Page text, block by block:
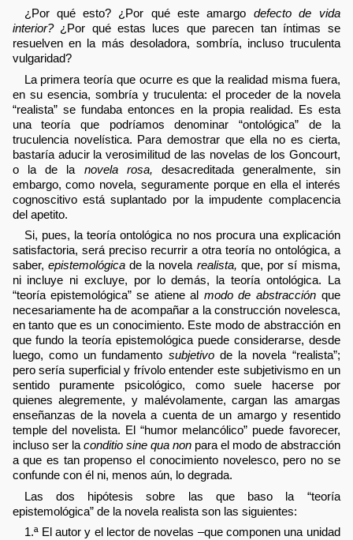
¿Por qué esto? ¿Por qué este amargo defecto de vida
interior?¿Por qué estas luces que parecen tan íntimas se
resuelven en la más desoladora, sombría, incluso truculenta
vulgaridad?
La primera teoría que ocurre es que la realidad misma fuera,
en su esencia, sombría y truculenta: el proceder de la novela
“realista” se fundaba entonces en la propia realidad. Es esta
una teoría que podríamos denominar “ontológica” de la
truculencia novelística. Para demostrar que ella no es cierta,
bastaría aducir la verosimilitud de las novelas de los Goncourt,
o la de la novela rosa, desacreditada generalmente, sin
embargo, como novela, seguramente porque en ella el interés
cognoscitivo está suplantado por la impudente complacencia
del apetito.
Si, pues, la teoría ontológica no nos procura una explicación
satisfactoria, será preciso recurrir a otra teoría no ontológica, a
saber, epistemológicade la novela realista, que, por sí misma,
ni incluye ni excluye, por lo demás, la teoría ontológica. La
“teoría epistemológica” se atiene al modo de abstracciónque
necesariamente ha de acompañar a la construcción novelesca,
en tanto que es un conocimiento. Este modo de abstracción en
que fundo la teoría epistemológica puede considerarse, desde
luego, como un fundamento subjetivode la novela “realista”;
pero sería superficial y frívolo entender este subjetivismo en un
sentido puramente psicológico, como suele hacerse por
quienes alegremente, y malévolamente, cargan las amargas
enseñanzas de la novela a cuenta de un amargo y resentido
temple del novelista. El “humor melancólico” puede favorecer,
incluso ser la conditio sine qua nonpara el modo de abstracción
a que es tan propenso el conocimiento novelesco, pero no se
confunde con él ni, menos aún, lo degrada.
Las dos hipótesis sobre las que baso la “teoría
epistemológica” de la novela realista son las siguientes:
1.ª El autor y el lector de novelas –que componen una unidad